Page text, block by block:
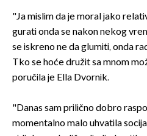
"Ja mislim da je moral jako
gurati onda se nakon nekog
se iskreno ne da glumiti, onda
Tko se hoće družit sa mnom
poručila je Ella Dvornik.
"Danas sam prilično dobro
momentalno malo uhvatila